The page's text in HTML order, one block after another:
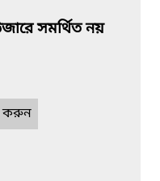
সমর্থিত নয়
করুন